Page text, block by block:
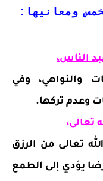
ومعانيها:
الناس،
والنواهي، وفي
وعدم تركها.
تعالى،
تعالى من الرزق
يؤدي إلى الطمع